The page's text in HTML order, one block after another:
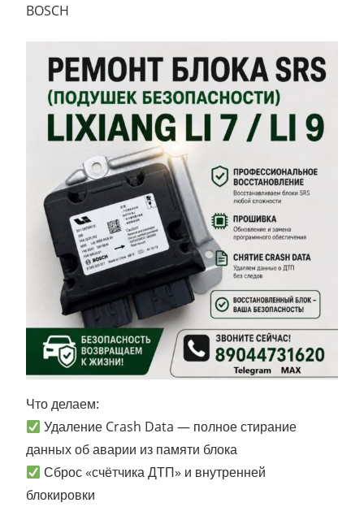
BOSCH
Что делаем:
Удаление Crash Data — полное стирание
данных об аварии из памяти блока
Сброс «счётчика ДТП» и внутренней
блокировки